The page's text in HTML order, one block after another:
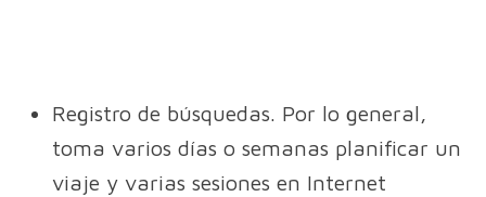
Registro de búsquedas. Por lo general,
toma varios días o semanas planificar un
viaje y varias sesiones en Internet